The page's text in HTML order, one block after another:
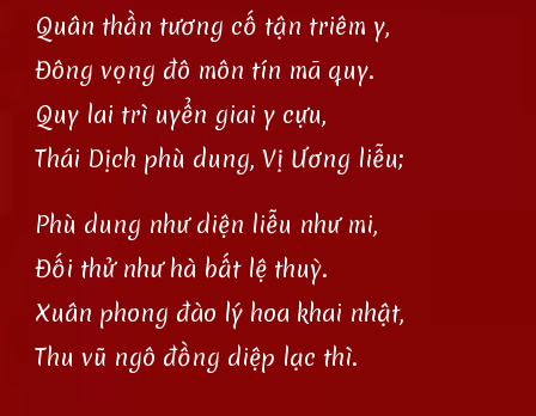
Quân thần tương cố tận triêm y,
Đông vọng đô môn tín mã quy.
Quy lai trì uyển giai y cựu,
Thái Dịch phù dung, Vị Ương liễu;
Phù dung như diện liễu như mi,
Đối thử như hà bất lệ thuỳ.
Xuân phong đào lý hoa khai nhật,
Thu vũ ngô đồng diệp lạc thì.